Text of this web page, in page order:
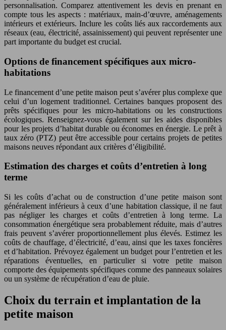
personnalisation. Comparez attentivement les devis en prenant en
compte tous les aspects : matériaux, main-d’œuvre, aménagements
intérieurs et extérieurs. Inclure les coûts liés aux raccordements aux
réseaux (eau, électricité, assainissement) qui peuvent représenter une
part importante du budget est crucial.
Options de financement spécifiques aux micro-
habitations
Le financement d’une petite maison peut s’avérer plus complexe que
celui d’un logement traditionnel. Certaines banques proposent des
prêts spécifiques pour les micro-habitations ou les constructions
écologiques. Renseignez-vous également sur les aides disponibles
pour les projets d’habitat durable ou économes en énergie. Le prêt à
taux zéro (PTZ) peut être accessible pour certains projets de petites
maisons neuves répondant aux critères d’éligibilité.
Estimation des charges et coûts d’entretien à long
terme
Si les coûts d’achat ou de construction d’une petite maison sont
généralement inférieurs à ceux d’une habitation classique, il ne faut
pas négliger les charges et coûts d’entretien à long terme. La
consommation énergétique sera probablement réduite, mais d’autres
frais peuvent s’avérer proportionnellement plus élevés. Estimez les
coûts de chauffage, d’électricité, d’eau, ainsi que les taxes foncières
et d’habitation. Prévoyez également un budget pour l’entretien et les
réparations éventuelles, en particulier si votre petite maison
comporte des équipements spécifiques comme des panneaux solaires
ou un système de récupération d’eau de pluie.
Choix du terrain et implantation de la
petite maison